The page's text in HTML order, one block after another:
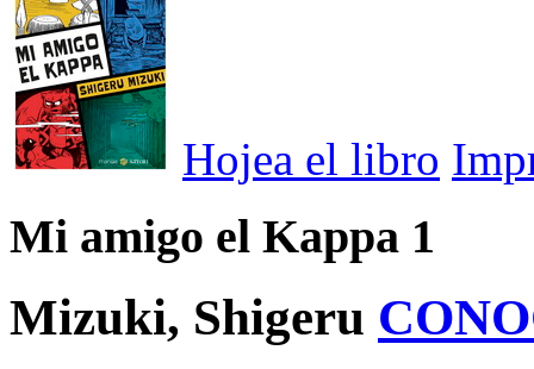
Hojea el libro
Mi amigo el Kappa 1
Mizuki, Shigeru